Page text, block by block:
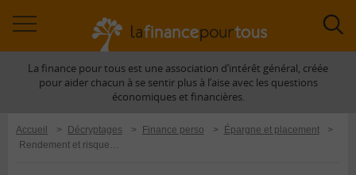
àLa finance pour tous est une association d’intérêt général, créée
pour aider chacun à se sentir plus à l’aise avec les questions
économiques et financières.
Accueil > Décryptages > Finance perso > Épargne et placement
>
Rendement et risque des placements en actions